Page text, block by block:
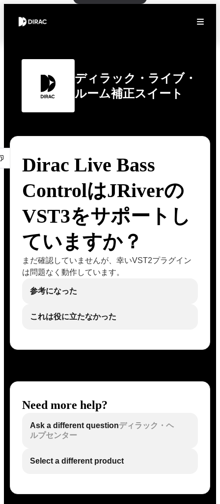
ディラック・ライブ・
ルーム補正スイート
Dirac Live Bass
ControlはJRiverの
VST3をサポートし
ていますか？
まだ確認していませんが、幸いVST2プラグイン
は問題なく動作しています。
参考になった
これは役に立たなかった
Need more help?
Ask a different questionディラック・ヘ
ルプセンター
Select a different product